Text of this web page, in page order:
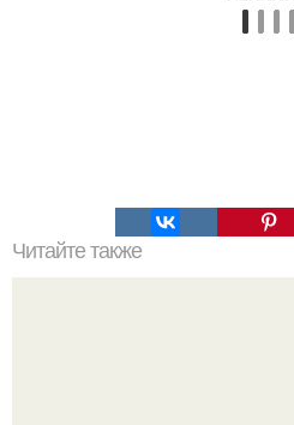
Читайте также